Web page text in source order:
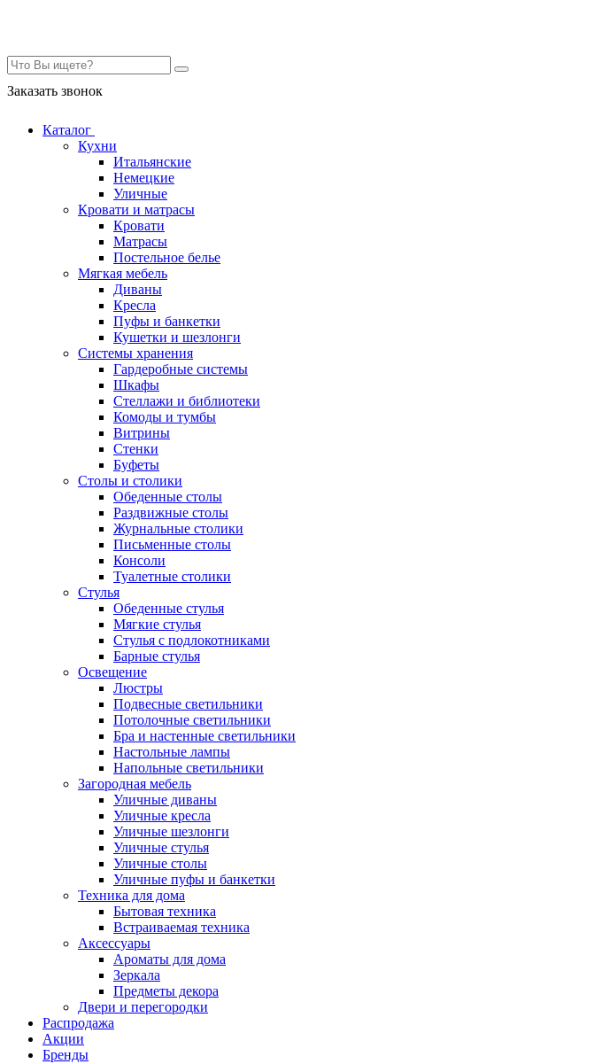
Заказать звонок
Каталог
Кухни
Итальянские
Немецкие
Уличные
Кровати и матрасы
Кровати
Матрасы
Постельное белье
Мягкая мебель
Диваны
Кресла
Пуфы и банкетки
Кушетки и шезлонги
Системы хранения
Гардеробные системы
Шкафы
Стеллажи и библиотеки
Комоды и тумбы
Витрины
Стенки
Буфеты
Столы и столики
Обеденные столы
Раздвижные столы
Журнальные столики
Письменные столы
Консоли
Туалетные столики
Стулья
Обеденные стулья
Мягкие стулья
Стулья с подлокотниками
Барные стулья
Освещение
Люстры
Подвесные светильники
Потолочные светильники
Бра и настенные светильники
Настольные лампы
Напольные светильники
Загородная мебель
Уличные диваны
Уличные кресла
Уличные шезлонги
Уличные стулья
Уличные столы
Уличные пуфы и банкетки
Техника для дома
Бытовая техника
Встраиваемая техника
Аксессуары
Ароматы для дома
Зеркала
Предметы декора
Двери и перегородки
Распродажа
Акции
Бренды